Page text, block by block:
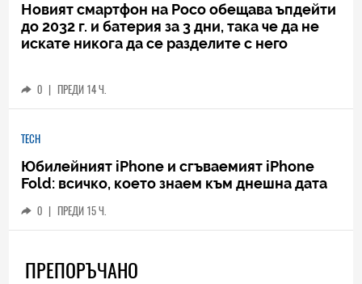
Новият смартфон на Poco обещава ъпдейти
до 2032 г. и батерия за 3 дни, така че да не
искате никога да се разделите с него
0 | ПРЕДИ 14 Ч.
TECH
Юбилейният iPhone и сгъваемият iPhone
Fold: всичко, което знаем към днешна дата
0 | ПРЕДИ 15 Ч.
ПРЕПОРЪЧАНО